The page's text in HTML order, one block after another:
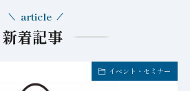
新着記事
article
イベント・セミナー